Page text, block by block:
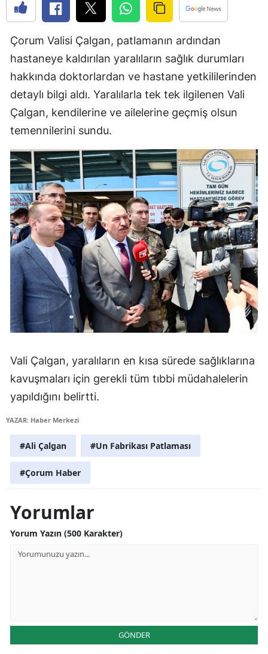
Çanakkale
Çorum
Denizli
Diyarbakır
Elazığ
Erzincan
Erzurum
Eskişehir
Gaziantep
Giresun
Gümüşhane
Hakkari
Isparta
İzmir
Kütahya
Çorum Valisi Çalgan, patlamanın ardından
hastaneye kaldırılan yaralıların sağlık durumları
hakkında doktorlardan ve hastane yetkililerinden
detaylı bilgi aldı. Yaralılarla tek tek ilgilenen Vali
Çalgan, kendilerine ve ailelerine geçmiş olsun
temennilerini sundu.
Vali Çalgan, yaralıların en kısa sürede sağlıklarına
kavuşmaları için gerekli tüm tıbbi müdahalelerin
yapıldığını belirtti.
YAZAR: Haber Merkezi
#Ali Çalgan #Un Fabrikası Patlaması
#Çorum Haber
Yorumlar
Yorum Yazın (500 Karakter)
GÖNDER